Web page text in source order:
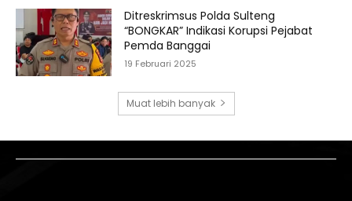
Ditreskrimsus Polda Sulteng
“BONGKAR” Indikasi Korupsi Pejabat
Pemda Banggai
19 Februari 2025
Muat lebih banyak